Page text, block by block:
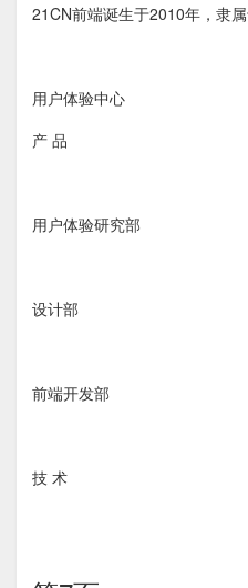
21CN前端诞生于2010年，隶
用户体验中心
产 品
用户体验研究部
设计部
前端开发部
技 术